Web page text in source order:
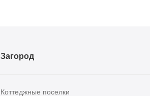
Загород
Коттеджные поселки